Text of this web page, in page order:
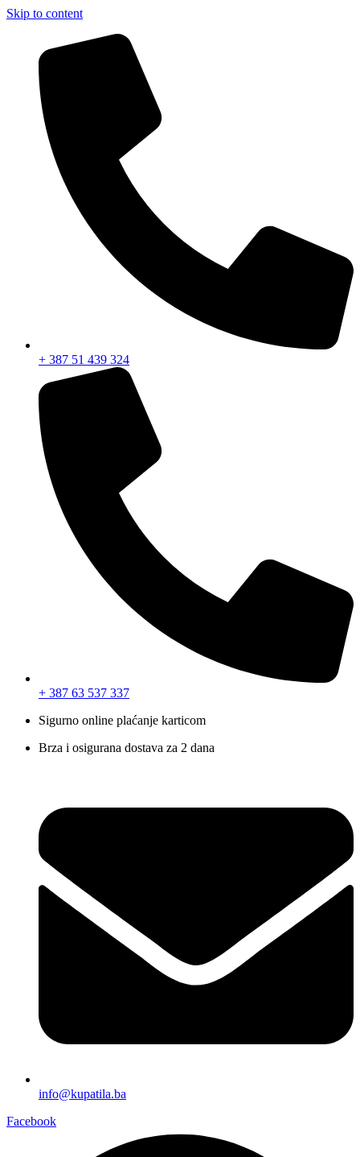
Skip to content
+ 387 51 439 324
+ 387 63 537 337
Sigurno online plaćanje karticom
Brza i osigurana dostava za 2 dana
info@kupatila.ba
Facebook